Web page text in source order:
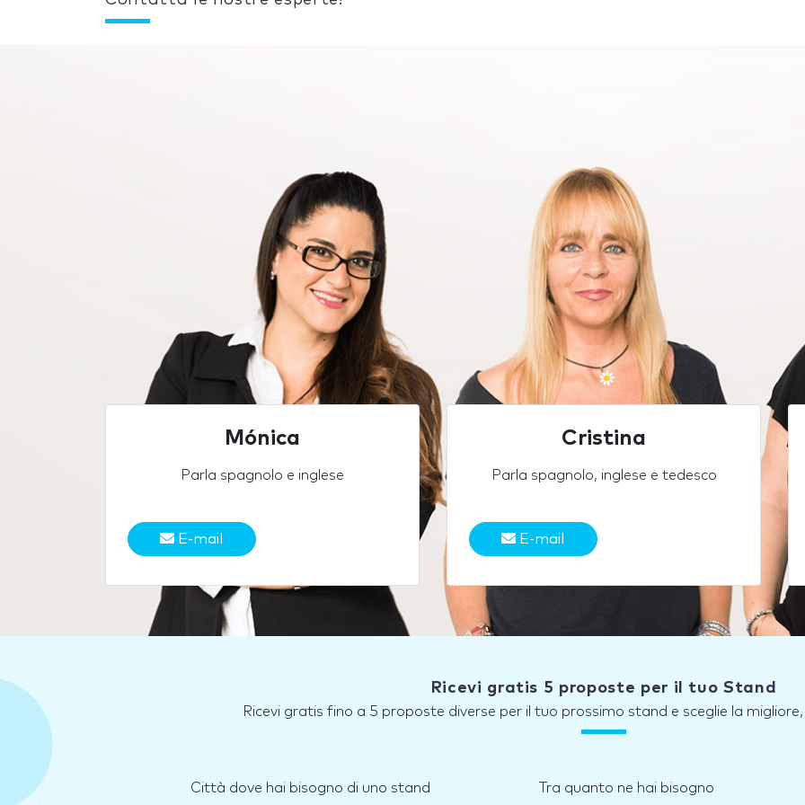
Mónica
Parla spagnolo e inglese
E-mail
Cristina
Parla spagnolo, inglese e tedesco
E-mail
Ricevi gratis 5 proposte per il tuo Stand
Ricevi gratis fino a 5 proposte diverse per il tuo prossimo stand e sceglie la
Città dove hai bisogno di uno stand Tra quanto ne hai bisogno